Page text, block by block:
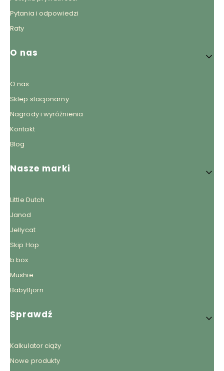
Pytania i odpowiedzi
Raty
O nas
O nas
Sklep stacjonarny
Nagrody i wyróżnienia
Kontakt
Blog
Nasze marki
Little Dutch
Janod
Jellycat
Skip Hop
b.box
Mushie
BabyBjorn
Sprawdź
Kalkulator ciąży
Nowe produkty